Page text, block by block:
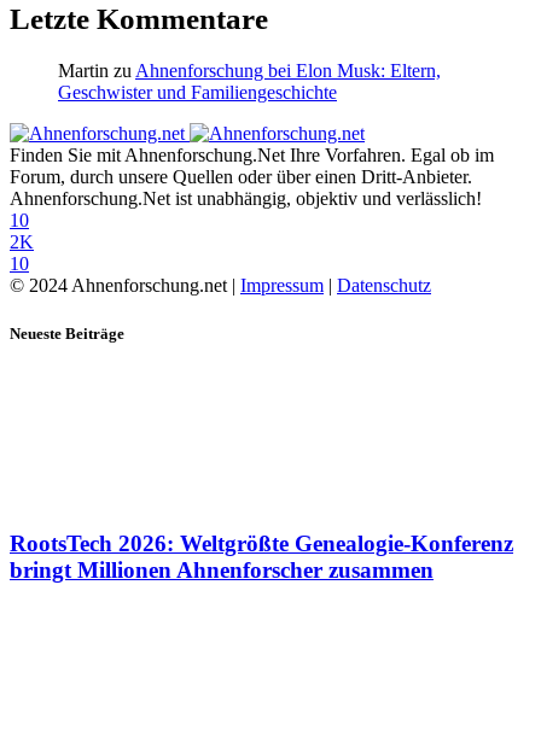
Letzte Kommentare
Martin zuAhnenforschung bei Elon Musk: Eltern,
Geschwister und Familiengeschichte
Finden Sie mit Ahnenforschung.Net Ihre Vorfahren. Egal ob im
Forum, durch unsere Quellen oder über einen Dritt-Anbieter.
Ahnenforschung.Net ist unabhängig, objektiv und verlässlich!
10
2K
10
© 2024 Ahnenforschung.net | Impressum Datenschutz
Neueste Beiträge
RootsTech 2026: Weltgrößte Genealogie-Konferenz
bringt Millionen Ahnenforscher zusammen